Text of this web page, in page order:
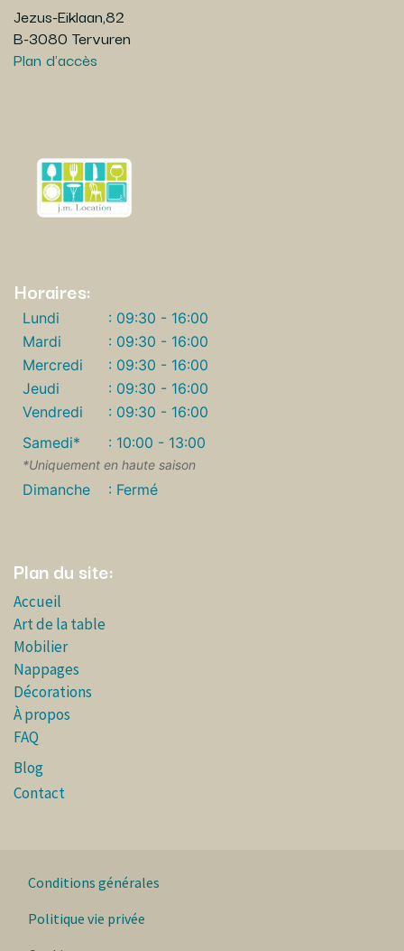
Jezus-Eiklaan,82
B-3080 Tervuren
Plan d'accès
Horaires:
Lundi
: 09:30 - 16:00
Mardi
: 09:30 - 16:00
Mercredi
: 09:30 - 16:00
Jeudi
: 09:30 - 16:00
Vendredi
: 09:30 - 16:00
Samedi*
: 10:00 - 13:00
*Uniquement en haute saison
Dimanche : Fermé
Plan du site:
Accueil
Art de la table
Mobilier
Nappages
Décorations
À propos
FAQ
Blog
Contact
Conditions générales
Politique vie privée